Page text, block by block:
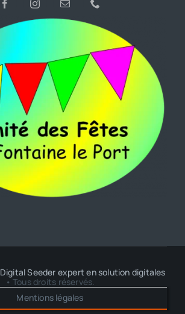
Digital Seeder expert en solution digitales
• Tous droits réservés.
Mentions légales